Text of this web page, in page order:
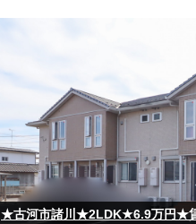
★古河市諸川★2LDK★6.9万円★